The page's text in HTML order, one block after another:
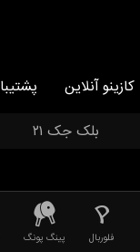
کازینو آنلاین
بلک جک ۲۱
فلوربال پینگ پونگ